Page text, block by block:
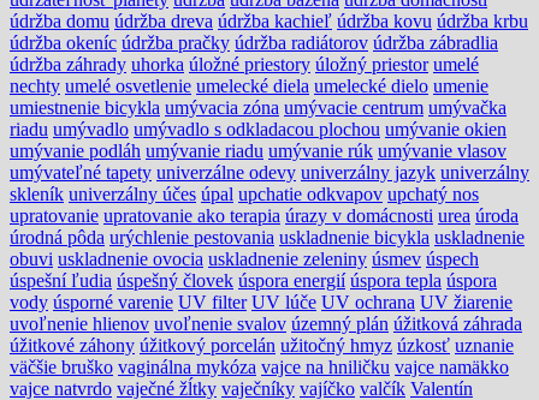
údržba domu údržba dreva údržba kachieľ údržba kovu údržba krbu
údržba okeníc údržba pračky údržba radiátorov údržba zábradlia
údržba záhrady uhorka úložné priestory úložný priestor umelé
nechty umelé osvetlenie umelecké diela umelecké dielo umenie
umiestnenie bicykla umývacia zóna umývacie centrum umývačka
riadu umývadlo umývadlo s odkladacou plochou umývanie okien
umývanie podláh umývanie riadu umývanie rúk umývanie vlasov
umývateľné tapety univerzálne odevy univerzálny jazyk univerzálny
skleník univerzálny účes úpal upchatie odkvapov upchatý nos
upratovanie upratovanie ako terapia úrazy v domácnosti urea úroda
úrodná pôda urýchlenie pestovania uskladnenie bicykla uskladnenie
obuvi uskladnenie ovocia uskladnenie zeleniny úsmev úspech
úspešní ľudia úspešný človek úspora energií úspora tepla úspora
vody úsporné varenie UV filter UV lúče UV ochrana UV žiarenie
uvoľnenie hlienov uvoľnenie svalov územný plán úžitková záhrada
úžitkové záhony úžitkový porcelán užitočný hmyz úzkosť uznanie
väčšie bruško vaginálna mykóza vajce na hniličku vajce namäkko
vajce natvrdo vaječné žĺtky vaječníky vajíčko valčík Valentín